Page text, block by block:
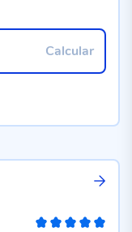
Calcular